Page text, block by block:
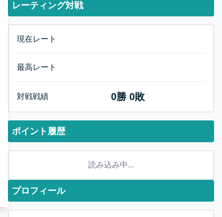
レーティング対戦
現在レート
最高レート
対戦戦績 0勝 0敗
ポイント履歴
読み込み中...
プロフィール